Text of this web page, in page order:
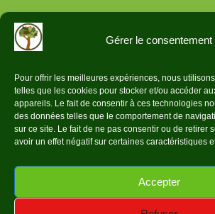
Gérer le consentement
Pour offrir les meilleures expériences, nous
telles que les cookies pour stocker et/ou accéder
appareils. Le fait de consentir à ces technologies
des données telles que le comportement de
sur ce site. Le fait de ne pas consentir ou de retirer
avoir un effet négatif sur certaines caractéristiques
Accepter
Projets vergers conservatoires
Données
Réalisation Web Video